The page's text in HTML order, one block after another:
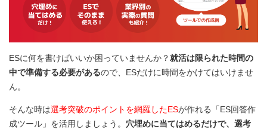
ESに何を書けばいいか困っていませんか？就活は限られた時間の
中で準備する必要があるので、ESだけに時間をかけてはいけませ
ん。
そんな時は選考突破のポイントを網羅したESが作れる「ES回答作
成ツール」を活用しましょう。 穴埋めに当てはめるだけで、選考